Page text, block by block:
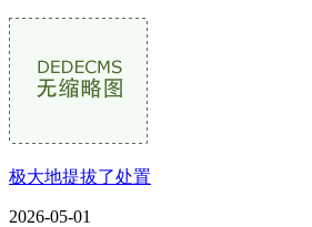
极大地提拔了处置
2026-05-01